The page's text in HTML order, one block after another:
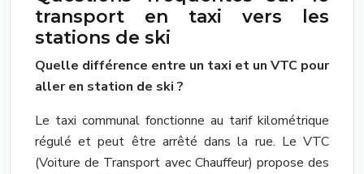
transport en taxi vers les
stations de ski
Quelle différence entre un taxi et un VTC pour
aller en station de ski ?
Le taxi communal fonctionne au tarif kilométrique
régulé et peut être arrêté dans la rue. Le VTC
(Voiture de Transport avec Chauffeur) propose des